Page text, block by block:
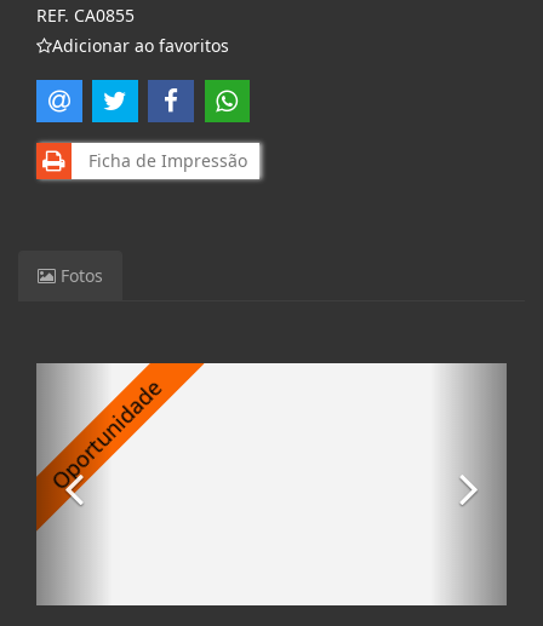
REF. CA0855
Adicionar ao favoritos
Ficha de Impressão
Fotos